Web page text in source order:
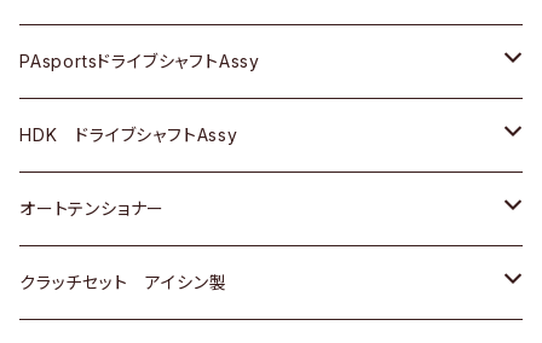
スバル
ＢＥＮＺ
スバル
三菱
スバル
マツダ
三菱
スバル
ダイハツ
マツダ
三菱
スバル
ダイハツ
マツダ
三菱
スバル
スズキ
日産
いすゞ
ダイハツ
ＢＥＮＺ
ＢＭＷ
GOLF
ＷＡＧＥＮ
ＢＥＮＺ
ＢＭＷ
ＷＡＧＥＮ
ＶＯＬＶＯ
PAsportsドライブシャフトAssy
トヨタ
ホンダ
スズキ
HDK ドライブシャフトAssy
スズキ
ダイハツ
オートテンショナー
トヨタ
クラッチセット アイシン製